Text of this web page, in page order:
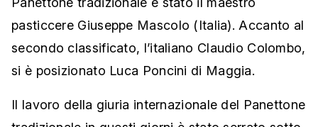
pasticcere Giuseppe Mascolo (Italia). Accanto al
secondo classificato, l’italiano Claudio Colombo,
si è posizionato Luca Poncini di Maggia.
Il lavoro della giuria internazionale del Panettone